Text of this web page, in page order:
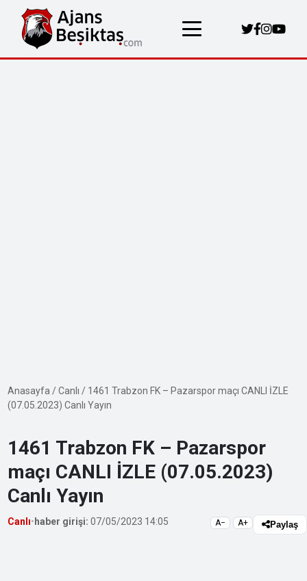
Anasayfa /Canlı / 1461 Trabzon FK – Pazarspor maçı CANLI İZLE
(07.05.2023) Canlı Yayın
1461 Trabzon FK – Pazarspor
maçı CANLI İZLE (07.05.2023)
Canlı Yayın
Canlı• haber girişi: 07/05/2023 14:05 A− A+ Paylaş